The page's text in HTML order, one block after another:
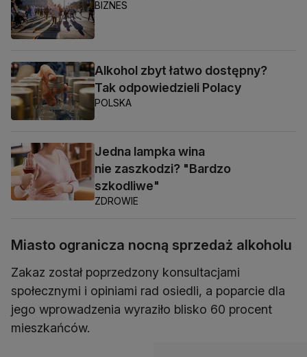
BIZNES
Alkohol zbyt łatwo dostępny?
Tak odpowiedzieli Polacy
POLSKA
Jedna lampka wina
nie zaszkodzi? "Bardzo
szkodliwe"
ZDROWIE
Miasto ogranicza nocną sprzedaż alkoholu
Zakaz został poprzedzony konsultacjami
społecznymi i opiniami rad osiedli, a poparcie dla
jego wprowadzenia wyraziło blisko 60 procent
mieszkańców.